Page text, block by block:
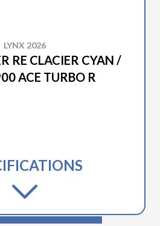
LYNX 2026
RE CLACIER CYAN /
ACE TURBO R